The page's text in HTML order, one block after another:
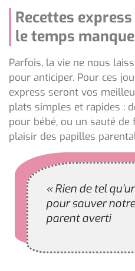
Recettes
le temps manque
Parfois, la vie ne nous
pour anticiper. Pour ces
express seront vos
plats simples et rapides :
pour bébé, ou un sauté
plaisir des papilles
« Rien de tel
pour sauver
parent averti